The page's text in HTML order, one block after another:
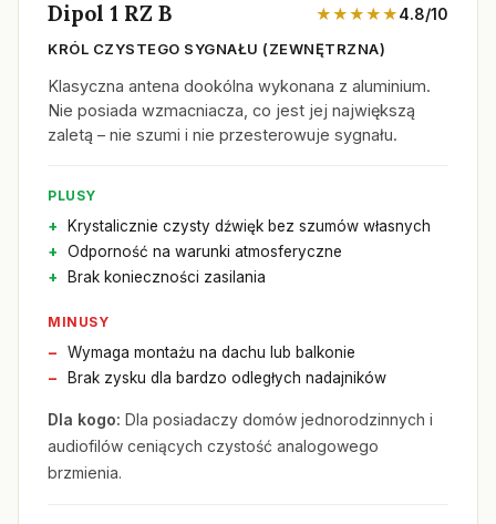
Dipol 1 RZ B ★★★★★4.8/10
KRÓL CZYSTEGO SYGNAŁU (ZEWNĘTRZNA)
Klasyczna antena dookólna wykonana z aluminium.
Nie posiada wzmacniacza, co jest jej największą
zaletą – nie szumi i nie przesterowuje sygnału.
PLUSY
Krystalicznie czysty dźwięk bez szumów własnych
Odporność na warunki atmosferyczne
Brak konieczności zasilania
MINUSY
Wymaga montażu na dachu lub balkonie
Brak zysku dla bardzo odległych nadajników
Dla kogo: Dla posiadaczy domów jednorodzinnych i
audiofilów ceniących czystość analogowego
brzmienia.